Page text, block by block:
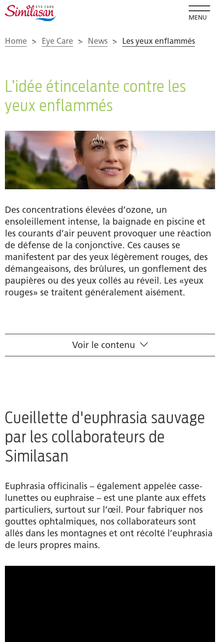
MENU
Home > Eye Care > News > Les yeux enflammés
L’idée étincelante contre les
yeux enflammés
Des concentrations élevées d’ozone, un
ensoleillement intense, la baignade en piscine et
les courants d’air peuvent provoquer une réaction
de défense de la conjonctive. Ces causes se
manifestent par des yeux légèrement rouges, des
démangeaisons, des brûlures, un gonflement des
paupières ou des yeux collés au réveil. Les «yeux
rouges» se traitent généralement aisément.
Cueillette d'euphrasia sauvage
Produits
Voir le contenu
Cueillette d'euphrasia sauvage
par les collaborateurs de
Similasan
Euphrasia officinalis – également appelée casse-
lunettes ou euphraise – est une plante aux effets
particuliers, surtout sur l’œil. Pour fabriquer nos
gouttes ophtalmiques, nos collaborateurs sont
allés dans les montagnes et ont récolté l’euphrasia
de leurs propres mains.